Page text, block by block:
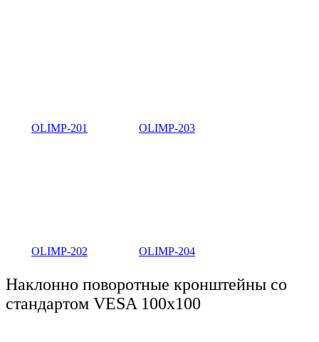
OLIMP-201 OLIMP-203
OLIMP-202 OLIMP-204
Наклонно поворотные кронштейны со
стандартом VESA 100x100